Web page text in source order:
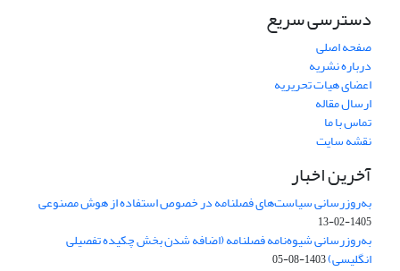
دسترسی سریع
صفحه اصلی
درباره نشریه
اعضای هیات تحریریه
ارسال مقاله
تماس با ما
نقشه سایت
آخرین اخبار
به‌روزرسانی سیاست‌های فصلنامه در خصوص استفاده از هوش مصنوعی
1405-02-13
به‌روزرسانی شیوه‌نامه فصلنامه (اضافه شدن بخش چکیده تفصیلی
انگلیسی)1403-08-05